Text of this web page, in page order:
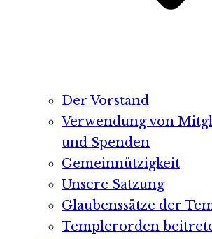
Der Vorstand
Verwendung von
und Spenden
Gemeinnützigkeit
Unsere Satzung
Glaubenssätze der
Templerorden